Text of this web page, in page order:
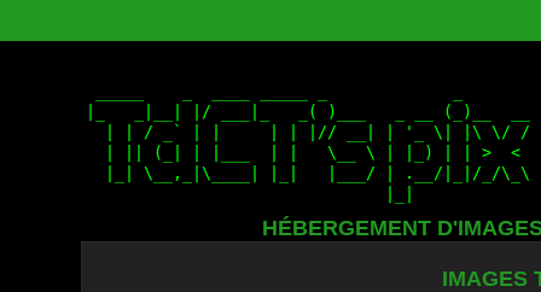
HÉBERGEMENT
IMAGES